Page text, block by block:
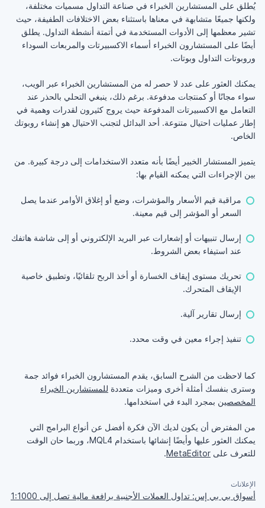
يُطلق على المستشارين الخبراء في صناعة التداول مسميات مختلفة،
ولكنها جميعًا متشابهة في معناها باستثناء بعض الاختلافات الطفيفة، حيث
تشير معظمها إلى الأدوات المستخدمة في أتمتة أنشطة التداول. يطلق
أيضًا على المستشارون الخبراء أسماء الاكسبيرتات والمربعات السوداء
وروبوتات التداول وبوتات.
يمكنك العثور على عدد لا حصر له من المستشارين الخبراء عبر الويب،
سواء مجانًا أو كمنتجات مدفوعة. برغم ذلك، ينبغي التحلي بالحذر عند
التعامل مع الاكسبيرتات المدفوعة حيث يروج كثيرون لقدرات وهمية في
إطار عمليات احتيال متنوعة. أحد البدائل لتجنب الاحتيال هو إنشاء روبوتك
الخاص.
يتميز المستشار الخبير أيضًا بأنه متعدد الاستخدامات إلى درجة كبيرة. من
بين الإجراءات التي يمكنه القيام بها:
مراقبة قيم الأسعار والمؤشرات، وضع أو إغلاق الأوامر عندما يصل
السعر أو المؤشر إلى قيم معينة.
إرسال تنبيهات أو إشعارات عبر البريد الإلكتروني أو إلى شاشة هاتفك
عند استيفاء بعض الشروط.
تحريك مستوى إيقاف الخسارة أو أخذ الربح تلقائيًا، وتطبيق خاصية
الإيقاف المتحرك.
إرسال تقارير آلية.
تنفيذ إجراء معين في وقت محدد.
كما لاحظت من الشرح السابق، يقدم المستشارون الخبراء فوائد جمة
وسترى بنفسك أمثلة أخرى وميزات متعددة للمستشارين الخبراء
المخصصين بمجرد البدء في استخدامها.
من المفترض أن يكون لديك الآن فكرة أفضل عن أنواع البرامج التي
يمكنك العثور عليها وأيضًا إنشائها باستخدام MQL4، وربما حان الوقت
للتعرف على MetaEditor
.
الإعلانات
أسواق بي بي إس: تداول العملات الأجنبية برافعة مالية تصل إلى 1:1000